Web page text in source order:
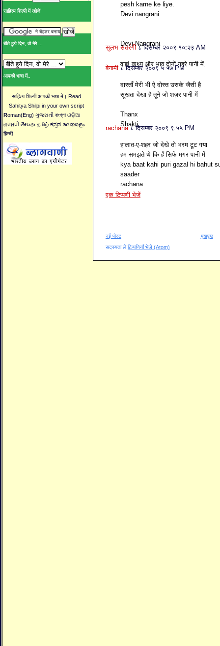
साहित्य शिल्पी में खोजें
बीते हुये दिन, वो मेरे ...
आपकी भाषा में..
साहित्य शिल्पी आपकी भाषा में। Read
Sahitya Shilpi in your own script
Roman(Eng) ગુજરાતી বাংগ্লা ଓଡ଼ିଆ
ਗੁਰਮੁਖੀ తెలుగు தமிழ் ಕನ್ನಡ മലയാളം
हिन्दी
pesh karne ke liye.
Devi nangrani
Devi Nangrani
सुलभ सतरंगी ८ दिसम्बर २००९ १०:२३ AM
वाह! कथ्य और भाव दोनों गहरे पानी में.
बेनामी ८ दिसम्बर २००९ ५:५७ PM
दास्ताँ मेरी भी ऐ दोस्त उसके जैसी है
सूखता देखा है तूने जो शज़र पानी में
Thanx
Shakti
rachana८ दिसम्बर २००९ ९:५५ PM
हालात-ए-शहर जो देखे तो भरम टूट गया
हम समझते थे कि हैं सिर्फ मगर पानी में
kya baat kahi puri gazal hi bahut
saader
rachana
एक टिप्पणी भेजें
नई पोस्ट मुखपृष्ठ
सदस्यता लेंटिप्पणियाँ भेजें (Atom)